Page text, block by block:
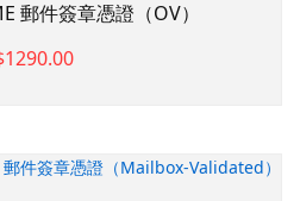
郵件簽章憑證（OV）